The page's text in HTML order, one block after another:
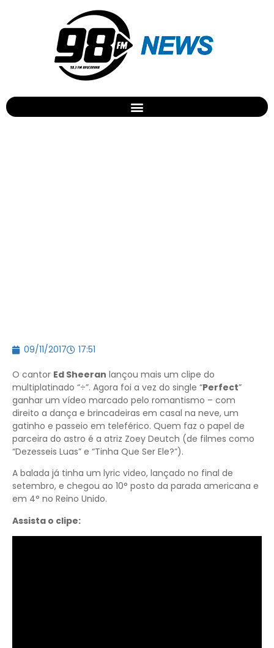
09/11/2017 17:51
O cantor Ed Sheeran lançou mais um clipe do
multiplatinado “÷”. Agora foi a vez do single “Perfect”
ganhar um vídeo marcado pelo romantismo – com
direito a dança e brincadeiras em casal na neve, um
gatinho e passeio em teleférico. Quem faz o papel de
parceira do astro é a atriz Zoey Deutch (de filmes como
“Dezesseis Luas” e “Tinha Que Ser Ele?”).
A balada já tinha um lyric video, lançado no final de
setembro, e chegou ao 10° posto da parada americana e
em 4° no Reino Unido.
Assista o clipe: